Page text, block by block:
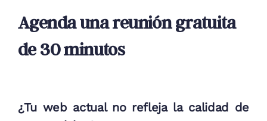
Agenda una reunión gratuita
de 30 minutos
¿Tu web actual no refleja la calidad de